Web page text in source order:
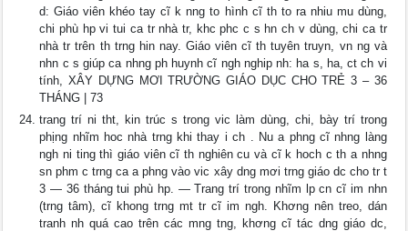
d: Giáo viên khéo tay cĩ k nng to hình cĩ th to ra nhiu mu dùng,
chi phù hp vi tui ca tr nhà tr, khc phc c s hn ch v dùng, chi ca tr
nhà tr trên th trng hin nay. Giáo viên cĩ th tuyên truyn, vn ng và
nhn c s giúp ca nhng ph huynh cĩ ngh nghip nh: ha s, ha, ct ch vi
tính, XÂY DỰNG MƠI TRƯỜNG GIÁO DỤC CHO TRẺ 3 – 36
THÁNG | 73
trang trí ni tht, kin trúc s trong vic làm dùng, chi, bày trí trong
phịng nhĩm hoc nhà trng khi thay i ch . Nu a phng cĩ nhng làng
ngh ni ting thì giáo viên cĩ th nghiên cu và cĩ k hoch c th a nhng
sn phm c trng ca a phng vào vic xây dng mơi trng giáo dc cho tr t
3 — 36 tháng tui phù hp. — Trang trí trong nhĩm lp cn cĩ im nhn
(trng tâm), cĩ khong trng mt tr cĩ im ngh. Khơng nên treo, dán
tranh nh quá cao trên các mng tng, khơng cĩ tác dng giáo dc,